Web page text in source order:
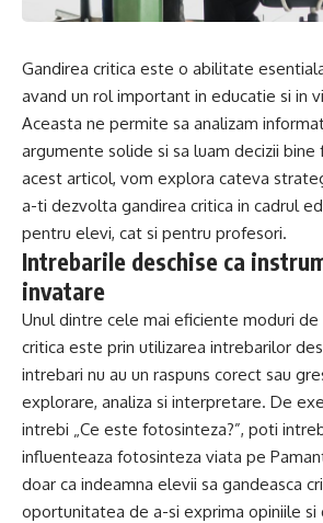
Gandirea critica este o abilitate
avand un rol important in educatie si in
Aceasta ne permite sa analizam
argumente solide si sa luam decizii
acest articol, vom explora cateva
a-ti dezvolta gandirea critica in cadrul
pentru elevi, cat si pentru profesori.
Intrebarile deschise ca
invatare
Unul dintre cele mai eficiente moduri de
critica este prin utilizarea intrebarilor
intrebari nu au un raspuns corect sau
explorare, analiza si interpretare. De
intrebi „Ce este fotosinteza?”, poti
influenteaza fotosinteza viata pe
doar ca indeamna elevii sa gandeasca
oportunitatea de a-si exprima opiniile si